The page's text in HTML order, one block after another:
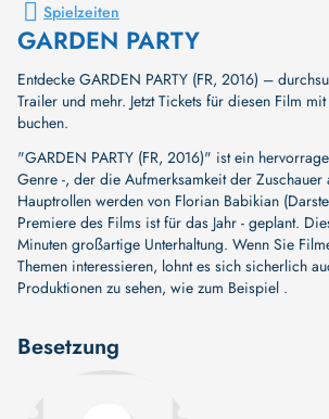
Spielzeiten
GARDEN PARTY
Entdecke GARDEN PARTY (FR, 2016) –
Trailer und mehr. Jetzt Tickets für diesen Film
buchen.
"GARDEN PARTY (FR, 2016)" ist ein
Genre -, der die Aufmerksamkeit der
Hauptrollen werden von Florian Babikian
Premiere des Films ist für das Jahr - geplant.
Minuten großartige Unterhaltung. Wenn Sie
Themen interessieren, lohnt es sich sicherlich
Produktionen zu sehen, wie zum Beispiel .
Besetzung